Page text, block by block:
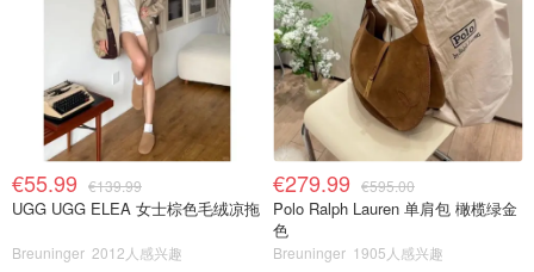
€55.99 €139.99
UGG UGG ELEA 女士棕色毛绒凉拖
Breuninger 2012人感兴趣
€279.99 €595.00
Polo Ralph Lauren 单肩包 橄榄绿金
色
Breuninger 1905人感兴趣